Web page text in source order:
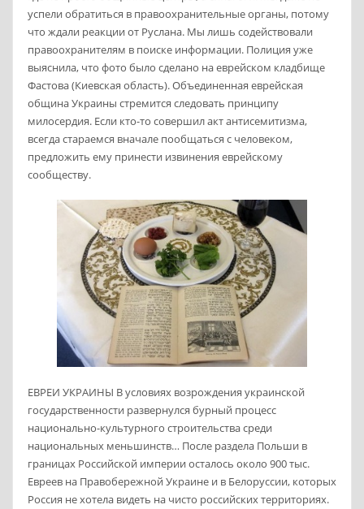
успели обратиться в правоохранительные органы, потому
что ждали реакции от Руслана. Мы лишь содействовали
правоохранителям в поиске информации. Полиция уже
выяснила, что фото было сделано на еврейском кладбище
Фастова (Киевская область). Объединенная еврейская
община Украины стремится следовать принципу
милосердия. Если кто-то совершил акт антисемитизма,
всегда стараемся вначале пообщаться с человеком,
предложить ему принести извинения еврейскому
сообществу.
ЕВРЕИ УКРАИНЫ В условиях возрождения украинской
государственности развернулся бурный процесс
национально-культурного строительства среди
национальных меньшинств… После раздела Польши в
границах Российской империи осталось около 900 тыс.
Евреев на Правобережной Украине и в Белоруссии, которых
Россия не хотела видеть на чисто российских территориях.